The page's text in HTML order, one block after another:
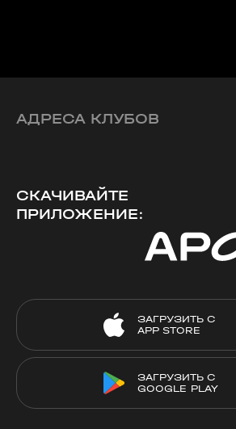
АДРЕСА КЛУБОВ
СКАЧИВАЙТЕ
ПРИЛОЖЕНИЕ:
ЗАГРУЗИТЬ С
APP STORE
ЗАГРУЗИТЬ С
GOOGLE PLAY